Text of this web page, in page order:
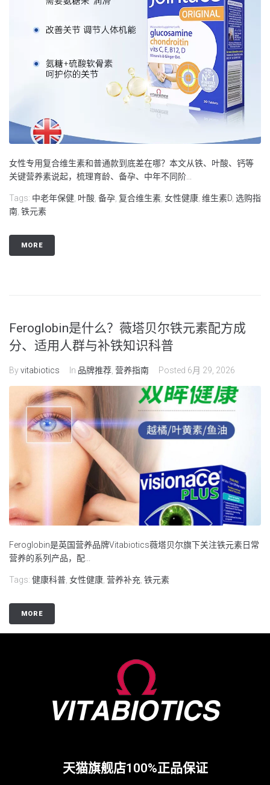
女性专用复合维生素和普通款到底差在哪？本文从铁、叶酸、钙等
关键营养素说起，梳理育龄、备孕、中年不同阶...
Tags: 中老年保健 叶酸 备孕 复合维生素 女性健康 维生素D 选购指
南 铁元素
MORE
Feroglobin是什么？薇塔贝尔铁元素配方成
分、适用人群与补铁知识科普
Byvitabiotics In 品牌推荐 营养指南 Posted 6月 29, 2026
Feroglobin是英国营养品牌Vitabiotics薇塔贝尔旗下关注铁元素日常
营养的系列产品，配...
Tags: 健康科普, 女性健康, 营养补充, 铁元素
MORE
天猫旗舰店100%正品保证